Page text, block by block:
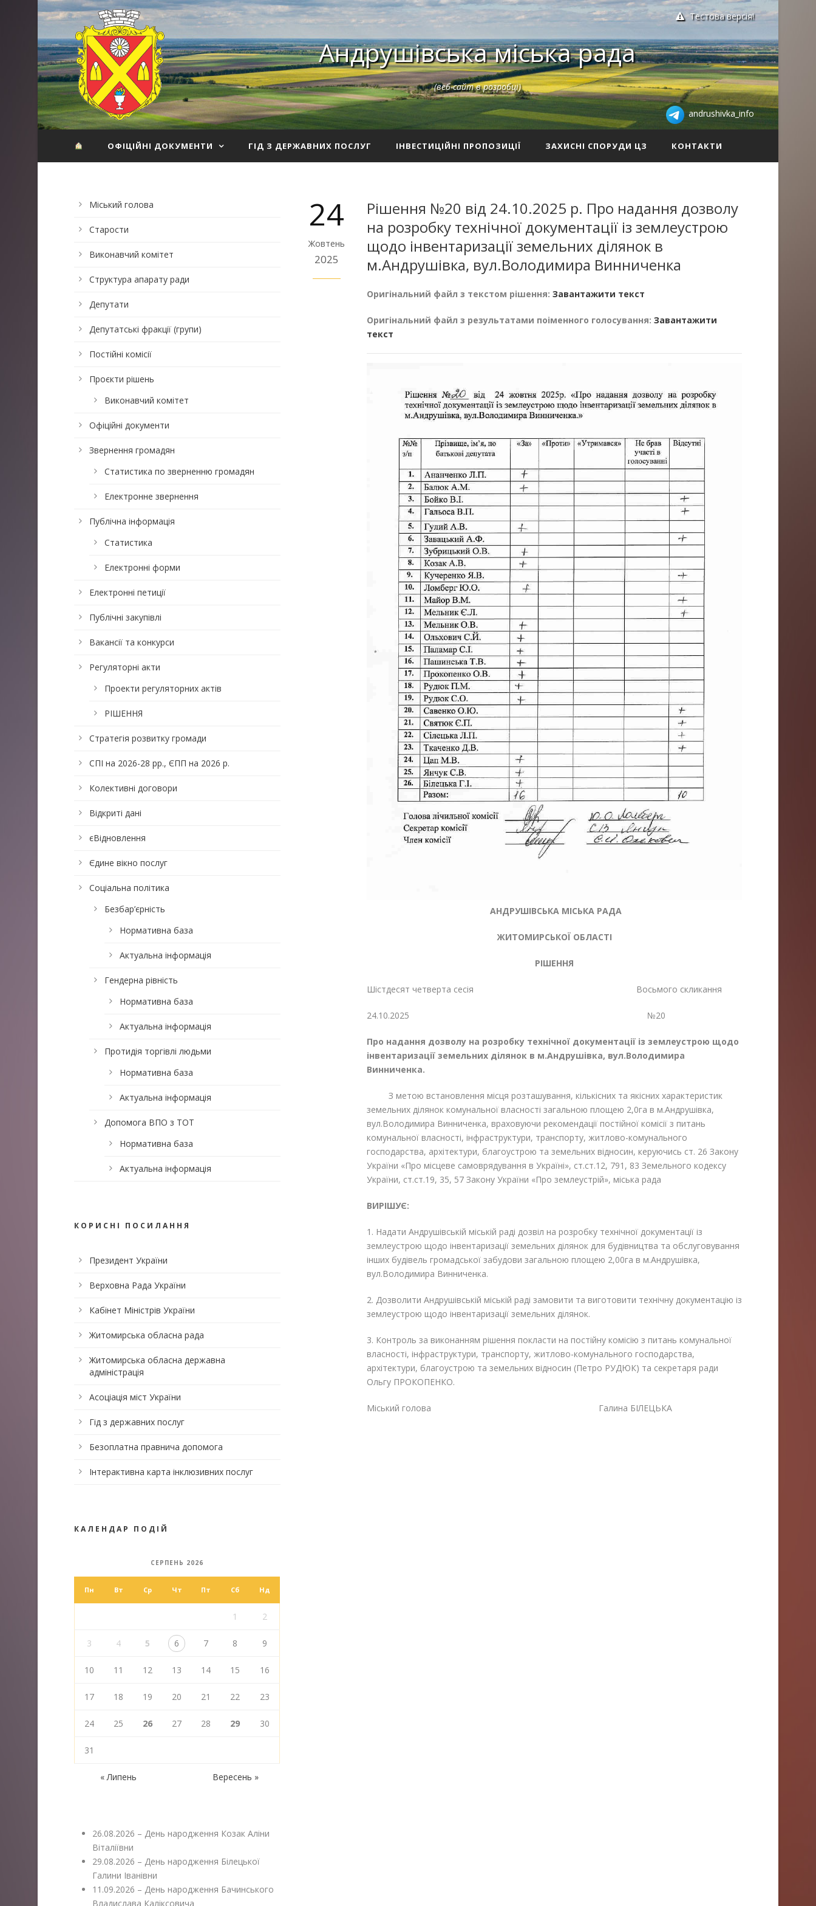
Тестова версія!
Андрушівська міська рада
(веб-сайт в розробці)
andrushivka_info
ОФІЦІЙНІ ДОКУМЕНТИ ГІД З ДЕРЖАВНИХ ПОСЛУГ ІНВЕСТИЦІЙНІ ПРОПОЗИЦІЇ ЗАХИСНІ СПОРУДИ ЦЗ КОНТАКТИ
24
Жовтень
2025
Рішення №20 від 24.10.2025 р. Про надання дозволу
на розробку технічної документації із землеустрою
щодо інвентаризації земельних ділянок в
м.Андрушівка, вул.Володимира Винниченка
Оригінальний файл з текстом рішення: Завантажити текст
Оригінальний файл з результатами поіменного голосування: Завантажити
текст
АНДРУШІВСЬКА МІСЬКА РАДА
ЖИТОМИРСЬКОЇ ОБЛАСТІ
РІШЕННЯ
Шістдесят четверта сесія Восьмого скликання
24.10.2025 №20
Про надання дозволу на розробку технічної документації із землеустрою щодо
інвентаризації земельних ділянок в м.Андрушівка, вул.Володимира
Винниченка.
З метою встановлення місця розташування, кількісних та якісних характеристик
земельних ділянок комунальної власності загальною площею 2,0га в м.Андрушівка,
вул.Володимира Винниченка, враховуючи рекомендації постійної комісії з питань
комунальної власності, інфраструктури, транспорту, житлово-комунального
господарства, архітектури, благоустрою та земельних відносин, керуючись ст. 26 Закону
України «Про місцеве самоврядування в Україні», ст.ст.12, 791 , 83 Земельного кодексу
України, ст.ст.19, 35, 57 Закону України «Про землеустрій», міська рада
ВИРІШУЄ:
1. Надати Андрушівській міській раді дозвіл на розробку технічної документації із
землеустрою щодо інвентаризації земельних ділянок для будівництва та обслуговування
інших будівель громадської забудови загальною площею 2,00га в м.Андрушівка,
вул.Володимира Винниченка.
2. Дозволити Андрушівській міській раді замовити та виготовити технічну документацію із
землеустрою щодо інвентаризації земельних ділянок.
3. Контроль за виконанням рішення покласти на постійну комісію з питань комунальної
власності, інфраструктури, транспорту, житлово-комунального господарства,
архітектури, благоустрою та земельних відносин (Петро РУДЮК) та секретаря ради
Ольгу ПРОКОПЕНКО.
Міський голова Галина БІЛЕЦЬКА
Міський голова
Старости
Виконавчий комітет
Структура апарату ради
Депутати
Депутатські фракції (групи)
Постійні комісії
Проєкти рішень
Виконавчий комітет
Офіційні документи
Звернення громадян
Статистика по зверненню громадян
Електронне звернення
Публічна інформація
Статистика
Електронні форми
Електронні петиції
Публічні закупівлі
Вакансії та конкурси
Регуляторні акти
Проекти регуляторних актів
РІШЕННЯ
Стратегія розвитку громади
СПІ на 2026-28 рр., ЄПП на 2026 р.
Колективні договори
Відкриті дані
єВідновлення
Єдине вікно послуг
Соціальна політика
Безбар’єрність
Нормативна база
Актуальна інформація
Гендерна рівність
Нормативна база
Актуальна інформація
Протидія торгівлі людьми
Нормативна база
Актуальна інформація
Допомога ВПО з ТОТ
Нормативна база
Актуальна інформація
КОРИСНІ ПОСИЛАННЯ
Президент України
Верховна Рада України
Кабінет Міністрів України
Житомирська обласна рада
Житомирська обласна державна
адміністрація
Асоціація міст України
Гід з державних послуг
Безоплатна правнича допомога
Інтерактивна карта інклюзивних послуг
КАЛЕНДАР ПОДІЙ
СЕРПЕНЬ 2026
Пн Вт Ср Чт Пт Сб Нд
1 2
3 4 5 6 7 8 9
10 11 12 13 14 15 16
17 18 19 20 21 22 23
24 25 26 27 28 29 30
31
« Липень Вересень »
26.08.2026 – День народження Козак Аліни
Віталіївни
29.08.2026 – День народження Білецької
Галини Іванівни
11.09.2026 – День народження Бачинського
Владислава Каліксовича